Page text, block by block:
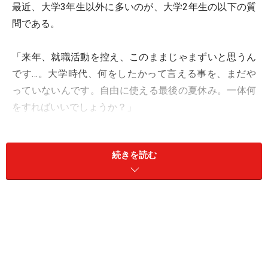
最近、大学3年生以外に多いのが、大学2年生の以下の質
問である。
「来年、就職活動を控え、このままじゃまずいと思うん
です…。大学時代、何をしたかって言える事を、まだや
っていないんです。自由に使える最後の夏休み。一体何
をすればいいでしょうか？」
おお、何と素晴らしい不安である。私が大学時代の時
に、こんな悩みなんてかけらも無かった。遊ぶことと、
好きな子のことしか考えていなかったような。
続きを読む